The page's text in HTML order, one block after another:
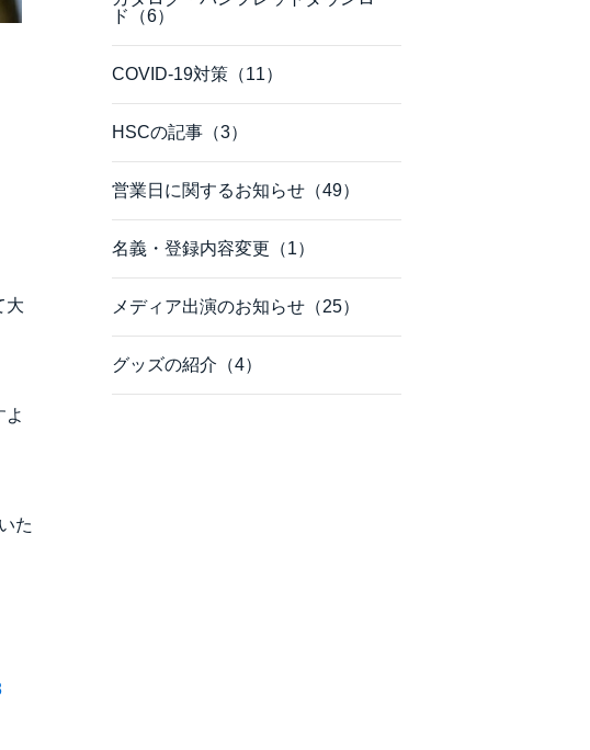
大
よ
た
ド（6）
COVID-19対策（11）
HSCの記事（3）
営業日に関するお知らせ（49）
名義・登録内容変更（1）
メディア出演のお知らせ（25）
グッズの紹介（4）